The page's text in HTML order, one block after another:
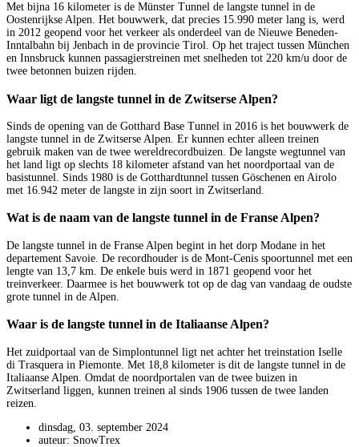
Met bijna 16 kilometer is de Münster Tunnel de langste tunnel in de
Oostenrijkse Alpen. Het bouwwerk, dat precies 15.990 meter lang is, werd
in 2012 geopend voor het verkeer als onderdeel van de Nieuwe Beneden-
Inntalbahn bij Jenbach in de provincie Tirol. Op het traject tussen München
en Innsbruck kunnen passagierstreinen met snelheden tot 220 km/u door de
twee betonnen buizen rijden.
Waar ligt de langste tunnel in de Zwitserse Alpen?
Sinds de opening van de Gotthard Base Tunnel in 2016 is het bouwwerk de
langste tunnel in de Zwitserse Alpen. Er kunnen echter alleen treinen
gebruik maken van de twee wereldrecordbuizen. De langste wegtunnel van
het land ligt op slechts 18 kilometer afstand van het noordportaal van de
basistunnel. Sinds 1980 is de Gotthardtunnel tussen Göschenen en Airolo
met 16.942 meter de langste in zijn soort in Zwitserland.
Wat is de naam van de langste tunnel in de Franse Alpen?
De langste tunnel in de Franse Alpen begint in het dorp Modane in het
departement Savoie. De recordhouder is de Mont-Cenis spoortunnel met een
lengte van 13,7 km. De enkele buis werd in 1871 geopend voor het
treinverkeer. Daarmee is het bouwwerk tot op de dag van vandaag de oudste
grote tunnel in de Alpen.
Waar is de langste tunnel in de Italiaanse Alpen?
Het zuidportaal van de Simplontunnel ligt net achter het treinstation Iselle
di Trasquera in Piemonte. Met 18,8 kilometer is dit de langste tunnel in de
Italiaanse Alpen. Omdat de noordportalen van de twee buizen in
Zwitserland liggen, kunnen treinen al sinds 1906 tussen de twee landen
reizen.
dinsdag, 03. september 2024
auteur: SnowTrex